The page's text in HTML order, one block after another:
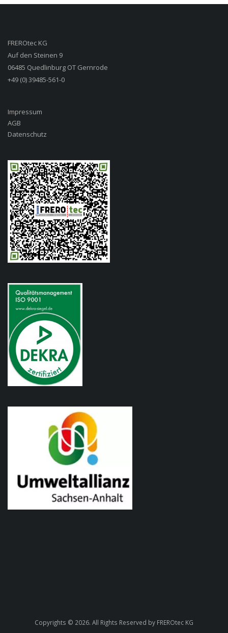
FREROtec KG
Auf den Steinen 9
06485 Quedlinburg OT Gernrode
+49 (0) 39485-561-0
Impressum
AGB
Datenschutz
Copyrights © 2026. All Rights Reserved by FREROtec KG